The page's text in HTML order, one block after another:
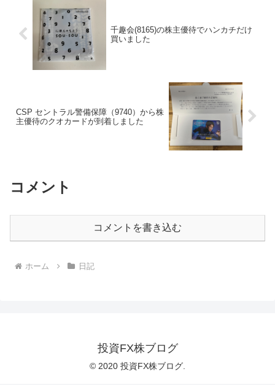
千趣会(8165)の株主優待でハンカチだけ
買いました
CSP セントラル警備保障（9740）から株
主優待のクオカードが到着しました
コメント
コメントを書き込む
ホーム 日記
投資FX株ブログ
© 2020 投資FX株ブログ.